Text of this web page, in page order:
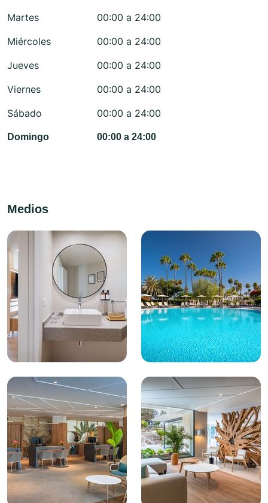
Martes
00:00 a 24:00
Miércoles
00:00 a 24:00
Jueves
00:00 a 24:00
Viernes
00:00 a 24:00
Sábado
00:00 a 24:00
Domingo 00:00 a 24:00
Medios